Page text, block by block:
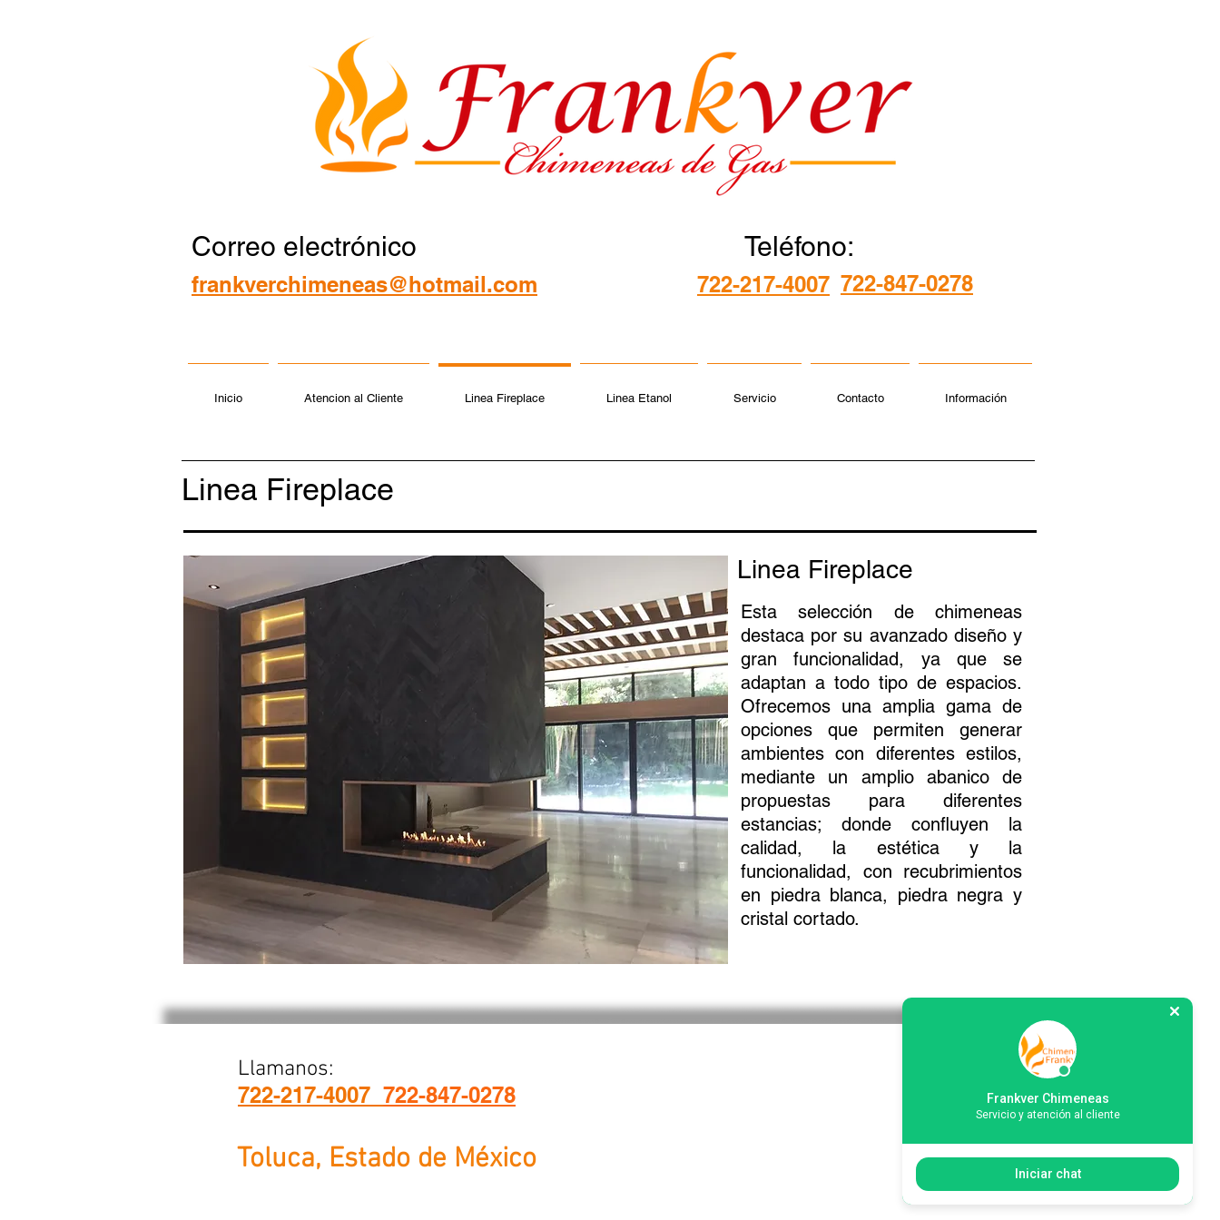
Correo electrónico
frankverchimeneas@hotmail.com
Teléfono:
722-217-4007 722-847-0278
Inicio Atencion al Cliente Linea Fireplace Linea Etanol Servicio Contacto Información
Linea Fireplace
Linea Fireplace
Esta selección de chimeneas
destaca por su avanzado diseño y
gran funcionalidad, ya que se
adaptan a todo tipo de espacios.
Ofrecemos una amplia gama de
opciones que permiten generar
ambientes con diferentes estilos,
mediante un amplio abanico de
propuestas para diferentes
estancias; donde confluyen la
calidad, la estética y la
funcionalidad, con recubrimientos
en piedra blanca, piedra negra y
cristal cortado.
Llamanos:
722-217-4007 722-847-0278
Toluca, Estado de México
Frankver Chimeneas
Servicio y atención al cliente
Iniciar chat